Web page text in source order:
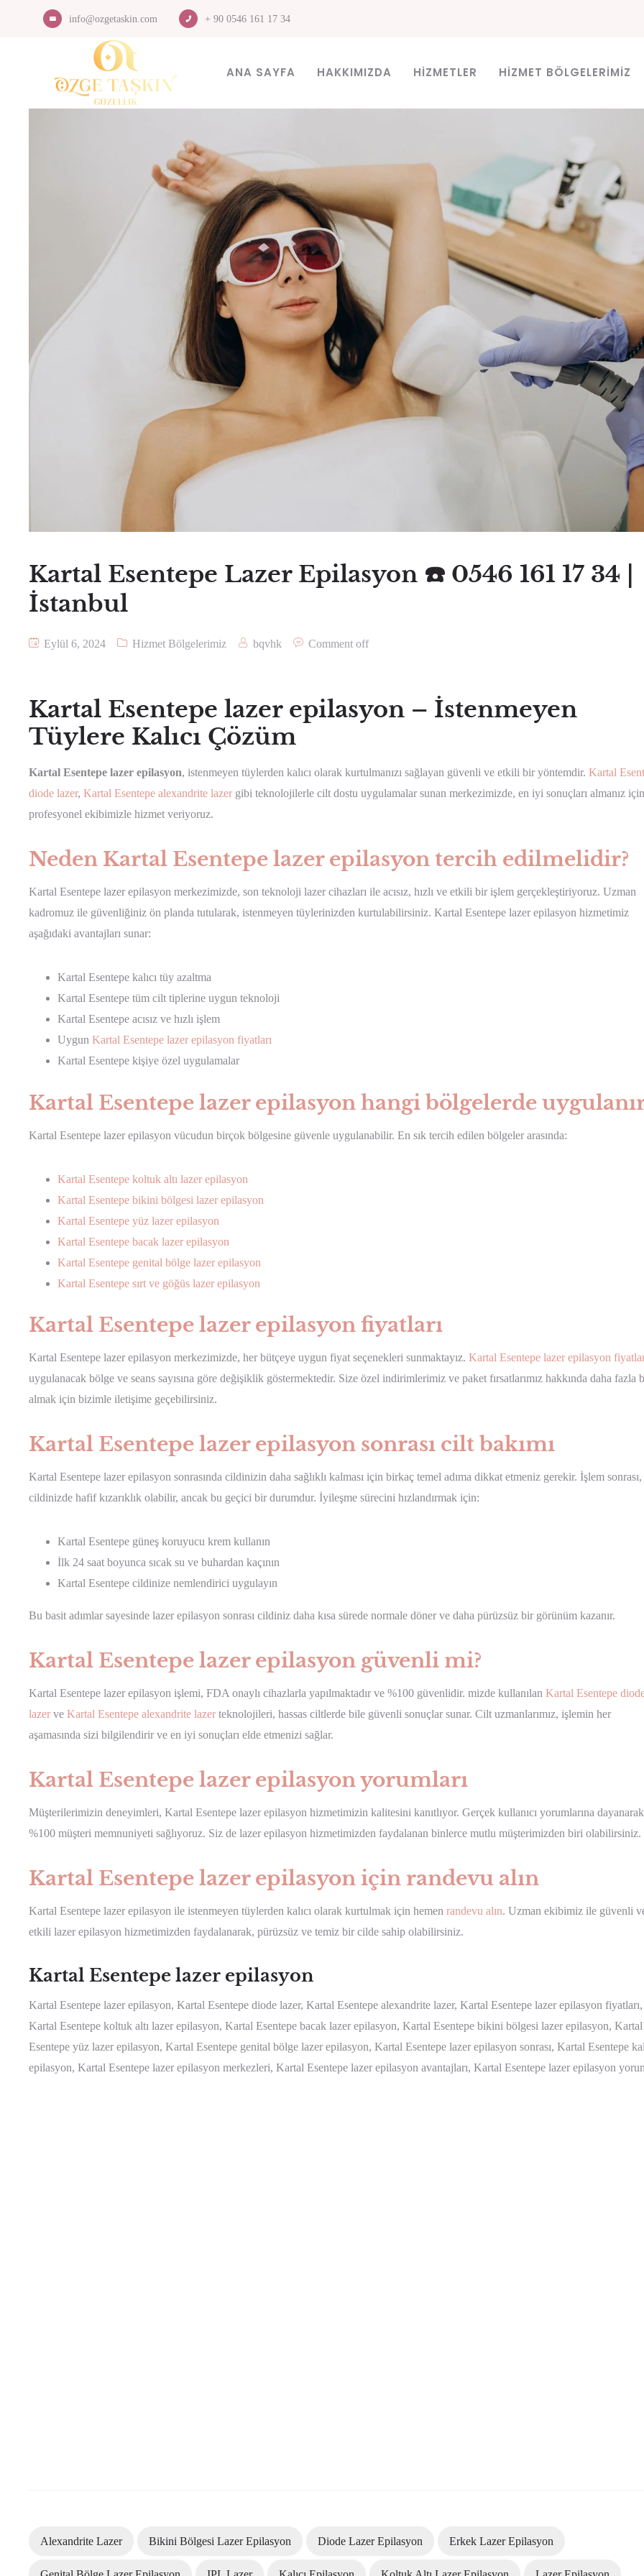
info@ozgetaskin.com + 90 0546 161 17 34
ANA SAYFA HAKKIMIZDA HIZMETLER HIZMET BÖLGELERIMIZ
Kartal Esentepe Lazer Epilasyon ☎️ 0546 161 17 34 |
İstanbul
Eylül 6, 2024 Hizmet Bölgelerimiz bqvhk Comment off
Kartal Esentepe lazer epilasyon – İstenmeyen
Tüylere Kalıcı Çözüm
Kartal Esentepe lazer epilasyon, istenmeyen tüylerden kalıcı olarak kurtulmanızı sağlayan güvenli ve etkili bir yöntemdir. Kartal
diode lazer, Kartal Esentepe alexandrite lazer gibi teknolojilerle cilt dostu uygulamalar sunan merkezimizde, en iyi sonuçları almanız için
profesyonel ekibimizle hizmet veriyoruz.
Neden Kartal Esentepe lazer epilasyon tercih edilmelidir?
Kartal Esentepe lazer epilasyon merkezimizde, son teknoloji lazer cihazları ile acısız, hızlı ve etkili bir işlem gerçekleştiriyoruz. Uzman
kadromuz ile güvenliğiniz ön planda tutularak, istenmeyen tüylerinizden kurtulabilirsiniz. Kartal Esentepe lazer epilasyon hizmetimiz
aşağıdaki avantajları sunar:
Kartal Esentepe kalıcı tüy azaltma
Kartal Esentepe tüm cilt tiplerine uygun teknoloji
Kartal Esentepe acısız ve hızlı işlem
Uygun Kartal Esentepe lazer epilasyon fiyatları
Kartal Esentepe kişiye özel uygulamalar
Kartal Esentepe lazer epilasyon hangi bölgelerde
Kartal Esentepe lazer epilasyon vücudun birçok bölgesine güvenle uygulanabilir. En sık tercih edilen bölgeler arasında:
Kartal Esentepe koltuk altı lazer epilasyon
Kartal Esentepe bikini bölgesi lazer epilasyon
Kartal Esentepe yüz lazer epilasyon
Kartal Esentepe bacak lazer epilasyon
Kartal Esentepe genital bölge lazer epilasyon
Kartal Esentepe sırt ve göğüs lazer epilasyon
Kartal Esentepe lazer epilasyon fiyatları
Kartal Esentepe lazer epilasyon merkezimizde, her bütçeye uygun fiyat seçenekleri sunmaktayız. Kartal Esentepe lazer epilasyon
uygulanacak bölge ve seans sayısına göre değişiklik göstermektedir. Size özel indirimlerimiz ve paket fırsatlarımız hakkında daha fazla
almak için bizimle iletişime geçebilirsiniz.
Kartal Esentepe lazer epilasyon sonrası cilt bakımı
Kartal Esentepe lazer epilasyon sonrasında cildinizin daha sağlıklı kalması için birkaç temel adıma dikkat etmeniz gerekir. İşlem sonrası,
cildinizde hafif kızarıklık olabilir, ancak bu geçici bir durumdur. İyileşme sürecini hızlandırmak için:
Kartal Esentepe güneş koruyucu krem kullanın
İlk 24 saat boyunca sıcak su ve buhardan kaçının
Kartal Esentepe cildinize nemlendirici uygulayın
Bu basit adımlar sayesinde lazer epilasyon sonrası cildiniz daha kısa sürede normale döner ve daha pürüzsüz bir görünüm kazanır.
Kartal Esentepe lazer epilasyon güvenli mi?
Kartal Esentepe lazer epilasyon işlemi, FDA onaylı cihazlarla yapılmaktadır ve %100 güvenlidir. mizde kullanılan Kartal Esentepe
lazer ve Kartal Esentepe alexandrite lazer teknolojileri, hassas ciltlerde bile güvenli sonuçlar sunar. Cilt uzmanlarımız, işlemin her
aşamasında sizi bilgilendirir ve en iyi sonuçları elde etmenizi sağlar.
Kartal Esentepe lazer epilasyon yorumları
Müşterilerimizin deneyimleri, Kartal Esentepe lazer epilasyon hizmetimizin kalitesini kanıtlıyor. Gerçek kullanıcı yorumlarına
%100 müşteri memnuniyeti sağlıyoruz. Siz de lazer epilasyon hizmetimizden faydalanan binlerce mutlu müşterimizden biri olabilirsiniz.
Kartal Esentepe lazer epilasyon için randevu alın
Kartal Esentepe lazer epilasyon ile istenmeyen tüylerden kalıcı olarak kurtulmak için hemen randevu alın. Uzman ekibimiz ile güvenli
etkili lazer epilasyon hizmetimizden faydalanarak, pürüzsüz ve temiz bir cilde sahip olabilirsiniz.
Kartal Esentepe lazer epilasyon
Kartal Esentepe lazer epilasyon, Kartal Esentepe diode lazer, Kartal Esentepe alexandrite lazer, Kartal Esentepe lazer epilasyon fiyatları,
Kartal Esentepe koltuk altı lazer epilasyon, Kartal Esentepe bacak lazer epilasyon, Kartal Esentepe bikini bölgesi lazer epilasyon, Kartal
Esentepe yüz lazer epilasyon, Kartal Esentepe genital bölge lazer epilasyon, Kartal Esentepe lazer epilasyon sonrası, Kartal Esentepe
epilasyon, Kartal Esentepe lazer epilasyon merkezleri, Kartal Esentepe lazer epilasyon avantajları, Kartal Esentepe lazer epilasyon
Alexandrite Lazer Bikini Bölgesi Lazer Epilasyon Diode Lazer Epilasyon Erkek Lazer Epilasyon